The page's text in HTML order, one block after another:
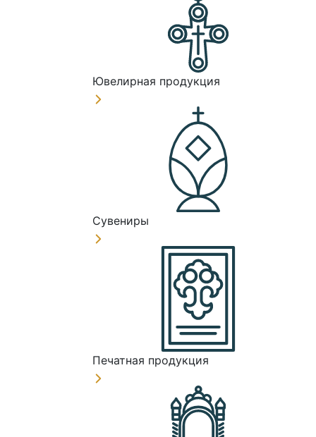
Ювелирная продукция
Сувениры
Печатная продукция